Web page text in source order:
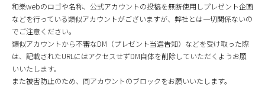
和樂webのロゴや名称、公式アカウントの投稿を無断使用しプレゼント企画
などを行っている類似アカウントがございますが、弊社とは一切関係ないの
でご注意ください。
類似アカウントから不審なDM（プレゼント当選告知）などを受け取った際
は、記載されたURLにはアクセスせずDM自体を削除していただくようお願
いいたします。
また被害防止のため、同アカウントのブロックをお願いいたします。